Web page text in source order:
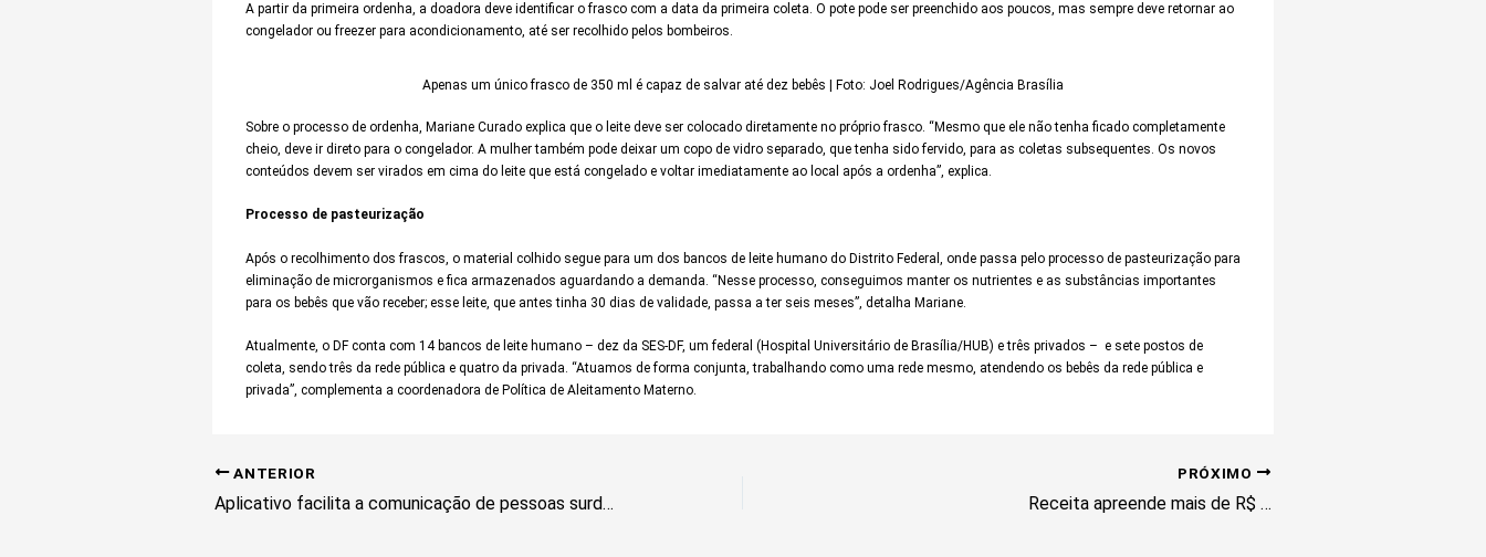
A partir da primeira ordenha, a doadora deve identificar o frasco com a data da primeira coleta. O pote pode ser preenchido aos poucos, mas sempre deve retornar ao
congelador ou freezer para acondicionamento, até ser recolhido pelos bombeiros.
Apenas um único frasco de 350 ml é capaz de salvar até dez bebês | Foto: Joel Rodrigues/Agência Brasília
Sobre o processo de ordenha, Mariane Curado explica que o leite deve ser colocado diretamente no próprio frasco. “Mesmo que ele não tenha ficado completamente
cheio, deve ir direto para o congelador. A mulher também pode deixar um copo de vidro separado, que tenha sido fervido, para as coletas subsequentes. Os novos
conteúdos devem ser virados em cima do leite que está congelado e voltar imediatamente ao local após a ordenha”, explica.
Processo de pasteurização
Após o recolhimento dos frascos, o material colhido segue para um dos bancos de leite humano do Distrito Federal, onde passa pelo processo de pasteurização para
eliminação de microrganismos e fica armazenados aguardando a demanda. “Nesse processo, conseguimos manter os nutrientes e as substâncias importantes
para os bebês que vão receber; esse leite, que antes tinha 30 dias de validade, passa a ter seis meses”, detalha Mariane.
Atualmente, o DF conta com 14 bancos de leite humano – dez da SES-DF, um federal (Hospital Universitário de Brasília/HUB) e três privados – e sete postos de
coleta, sendo três da rede pública e quatro da privada. “Atuamos de forma conjunta, trabalhando como uma rede mesmo, atendendo os bebês da rede pública e
privada”, complementa a coordenadora de Política de Aleitamento Materno.
ANTERIOR
Aplicativo facilita a comunicação de pessoas surdas em serviços públicos
PRÓXIMO
Receita apreende mais de R$ 1,1 milhão em roupas, autopeças e cosméticos